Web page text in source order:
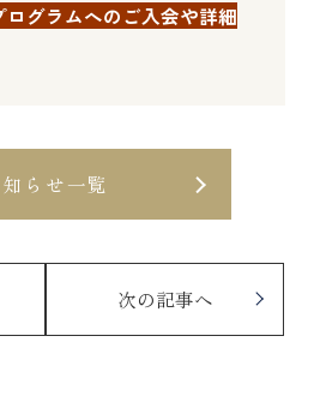
ログラムへのご入会や詳細
らせ一覧
次の記事へ